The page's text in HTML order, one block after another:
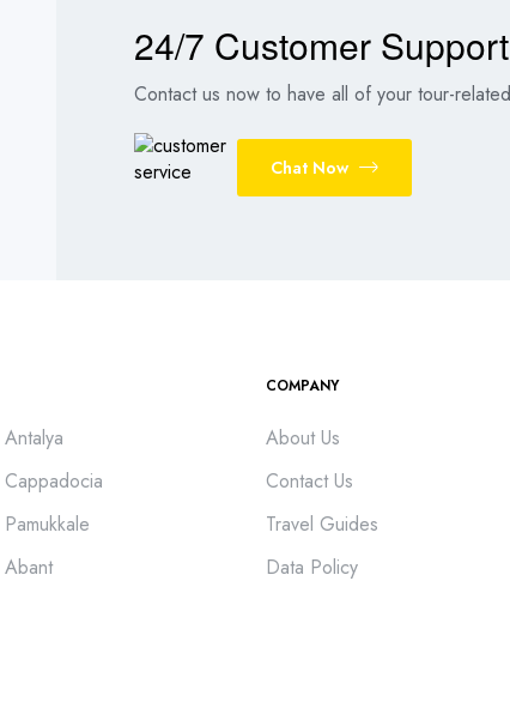
24/7 Customer Support
Contact us now to have all of your tour-
Chat Now
Antalya
Cappadocia
Pamukkale
Abant
COMPANY
About Us
Contact Us
Travel Guides
Data Policy